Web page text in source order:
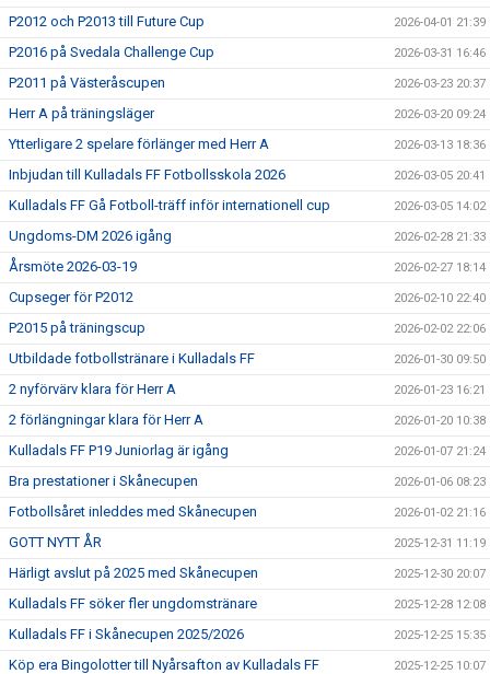
P2012 och P2013 till Future Cup 2026-04-01 21:39
P2016 på Svedala Challenge Cup 2026-03-31 16:46
P2011 på Västeråscupen 2026-03-23 20:37
Herr A på träningsläger 2026-03-20 09:24
Ytterligare 2 spelare förlänger med Herr A 2026-03-13 18:36
Inbjudan till Kulladals FF Fotbollsskola 2026 2026-03-05 20:41
Kulladals FF Gå Fotboll-träff inför internationell cup 2026-03-05 14:02
Ungdoms-DM 2026 igång 2026-02-28 21:33
Årsmöte 2026-03-19 2026-02-27 18:14
Cupseger för P2012 2026-02-10 22:40
P2015 på träningscup 2026-02-02 22:06
Utbildade fotbollstränare i Kulladals FF 2026-01-30 09:50
2 nyförvärv klara för Herr A 2026-01-23 16:21
2 förlängningar klara för Herr A 2026-01-20 10:38
Kulladals FF P19 Juniorlag är igång 2026-01-07 21:24
Bra prestationer i Skånecupen 2026-01-06 08:23
Fotbollsåret inleddes med Skånecupen 2026-01-02 21:16
GOTT NYTT ÅR 2025-12-31 11:19
Härligt avslut på 2025 med Skånecupen 2025-12-30 20:07
Kulladals FF söker fler ungdomstränare 2025-12-28 12:08
Kulladals FF i Skånecupen 2025/2026 2025-12-25 15:35
Köp era Bingolotter till Nyårsafton av Kulladals FF 2025-12-25 10:07